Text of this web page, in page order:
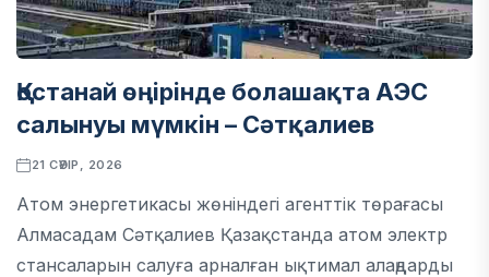
Қостанай өңірінде болашақта АЭС
салынуы мүмкін – Сәтқалиев
21 СӘУІР, 2026
Атом энергетикасы жөніндегі агенттік төрағасы
Алмасадам Сәтқалиев Қазақстанда атом электр
стансаларын салуға арналған ықтимал алаңдарды